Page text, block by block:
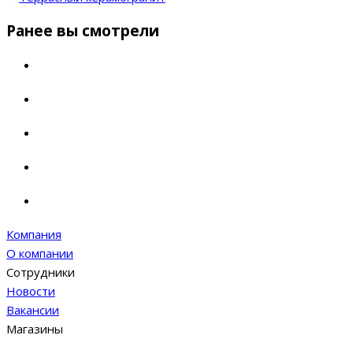
Ранее вы смотрели
Компания
О компании
Сотрудники
Новости
Вакансии
Магазины